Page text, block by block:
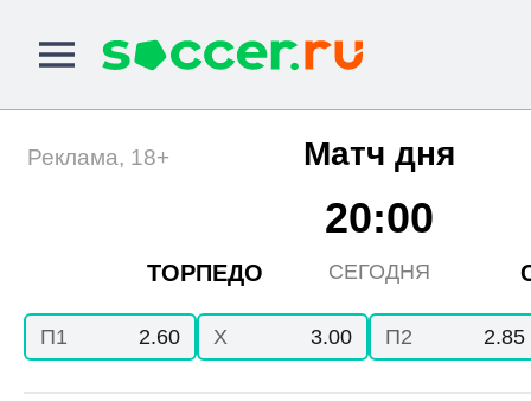
Матч дня
ТОРПЕДО
20:00
СЕГОДНЯ
Реклама, 18+
П1 2.60 X 3.00 П2 2.85